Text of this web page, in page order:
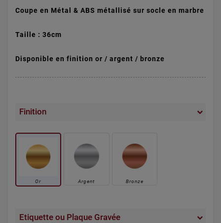
Coupe en Métal & ABS métallisé sur socle en marbre
Taille : 36cm
Disponible en finition or / argent / bronze
Finition
Or Argent Bronze
Etiquette ou Plaque Gravée